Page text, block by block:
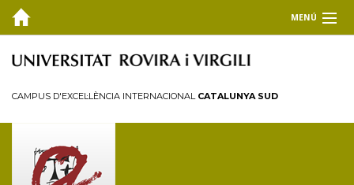
MENÚ
EL CEDAT
Doctorat en Dret Ambiental
Premi Josep Miquel Prats Canut
CAMPUS D'EXCEL·LÈNCIA INTERNACIONAL CATALUNYA SUD